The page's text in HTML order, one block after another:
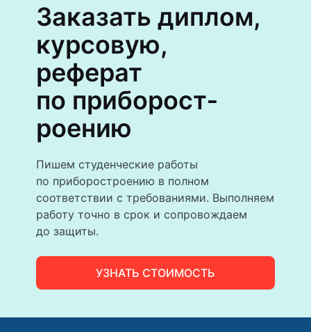
Заказать диплом,
курсовую,
реферат
по приборост­
роению
Пишем студенческие работы
по приборостроению в полном
соответствии с требованиями. Выполняем
работу точно в срок и сопровождаем
до защиты.
УЗНАТЬ СТОИМОСТЬ